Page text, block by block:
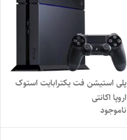
پلی استیشن فت یکترابایت استوک
اروپا اکانتی
ناموجود